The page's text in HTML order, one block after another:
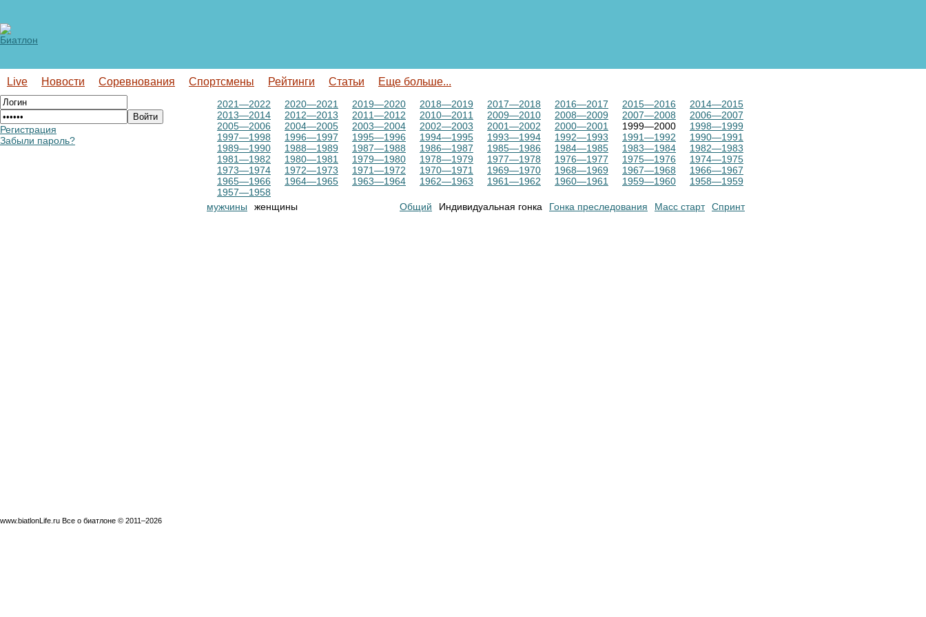
Live Новости Соревнования Спортсмены Рейтинги Статьи Еще больше...
Регистрация
Забыли пароль?
2021—2022 2020—2021 2019—2020 2018—2019 2017—2018 2016—2017 2015—2016
2014—2015
2013—2014
2012—2013 2011—2012 2010—2011 2009—2010 2008—2009 2007—2008
2006—2007
2005—2006
2004—2005 2003—2004 2002—2003 2001—2002 2000—2001 1999—2000
1998—1999
1997—1998
1996—1997 1995—1996 1994—1995 1993—1994 1992—1993 1991—1992
1990—1991
1989—1990
1988—1989 1987—1988 1986—1987 1985—1986 1984—1985 1983—1984
1982—1983
1981—1982
1980—1981 1979—1980 1978—1979 1977—1978 1976—1977 1975—1976
1974—1975
1973—1974
1972—1973 1971—1972 1970—1971 1969—1970 1968—1969 1967—1968
1966—1967
1965—1966
1964—1965 1963—1964 1962—1963 1961—1962 1960—1961 1959—1960
1958—1959
1957—1958
мужчины
женщины Спринт
Масс старт
Гонка преследования
Индивидуальная гонка
Общий
www.biatlonLife.ru Все о биатлоне © 2011–2026